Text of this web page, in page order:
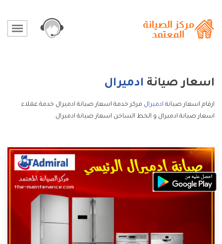
اسعار صيانة ادميرال
ارقام اسعار صيانة ادميرال مركز خدمة اسعار صيانة ادميرال خدمة عملاء
اسعار صيانة ادميرال و الخط الساخن اسعار صيانة ادميرال.